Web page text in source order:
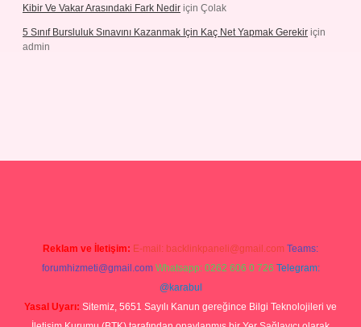
Kibir Ve Vakar Arasındaki Fark Nedir için Çolak
5 Sınıf Bursluluk Sınavını Kazanmak Için Kaç Net Yapmak Gerekir için
admin
Reklam ve İletişim: E-mail: backlinkpaneli@gmail.com Teams:
forumhizmeti@gmail.com Whatsapp: 0262 606 0 726 Telegram:
@karabul
Yasal Uyarı: Sitemiz, 5651 Sayılı Kanun gereğince Bilgi Teknolojileri ve